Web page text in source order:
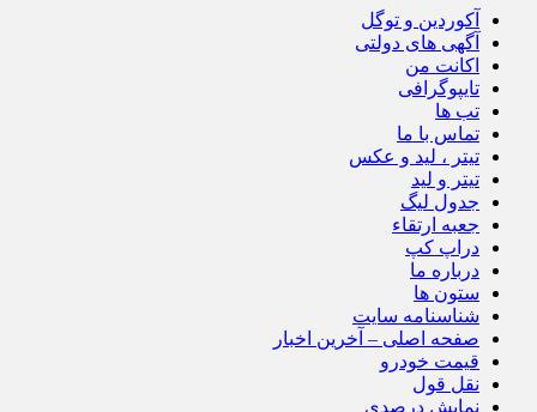
آکوردین و توگل
آگهی های دولتی
اکانت من
تایپوگرافی
تب ها
تماس با ما
تیتر ، لید و عکس
تیتر و لید
جدول لیگ
جعبه ارتقاء
دراپ کپ
درباره ما
ستون ها
شناسنامه سایت
صفحه اصلی – آخرین اخبار
قیمت خودرو
نقل قول
نمایش درصدی